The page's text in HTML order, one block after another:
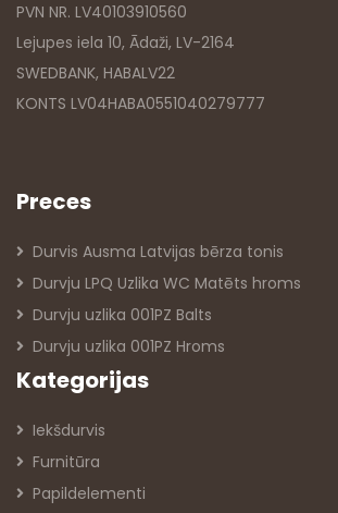
PVN NR. LV40103910560
Lejupes iela 10, Ādaži, LV-2164
SWEDBANK, HABALV22
KONTS LV04HABA0551040279777
Preces
Durvis Ausma Latvijas bērza tonis
Durvju LPQ Uzlika WC Matēts hroms
Durvju uzlika 001PZ Balts
Durvju uzlika 001PZ Hroms
Kategorijas
Iekšdurvis
Furnitūra
Papildelementi